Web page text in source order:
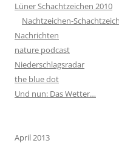
Lüner Schachtzeichen 2010
Nachtzeichen-
Nachrichten
nature podcast
Niederschlagsradar
the blue dot
Und nun: Das Wetter…
April 2013